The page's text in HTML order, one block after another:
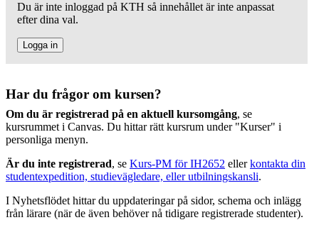
Du är inte inloggad på KTH så innehållet är inte anpassat
efter dina val.
Logga in
Har du frågor om kursen?
Om du är registrerad på en aktuell kursomgång, se
kursrummet i Canvas. Du hittar rätt kursrum under "Kurser" i
personliga menyn.
Är du inte registrerad, se Kurs-PM för IH2652 ellerkontakta din
studentexpedition, studievägledare, eller utbilningskansli.
I Nyhetsflödet hittar du uppdateringar på sidor, schema och inlägg
från lärare (när de även behöver nå tidigare registrerade studenter).